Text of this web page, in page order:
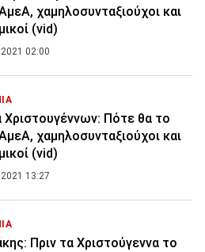
χαμηλοσυνταξιούχοι και
(vid)
02:00
Χριστουγέννων: Πότε θα το
χαμηλοσυνταξιούχοι και
(vid)
13:27
Πριν τα Χριστούγεννα το